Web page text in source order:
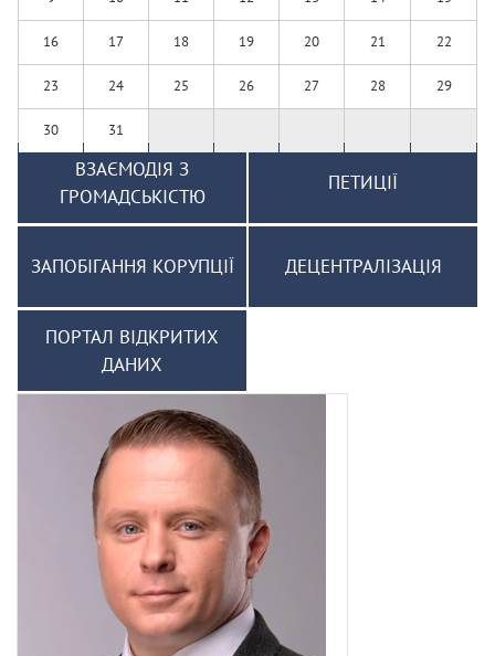
16 17 18 19 20 21 22
23 24 25 26 27 28 29
30 31
ВЗАЄМОДІЯ З
ГРОМАДСЬКІСТЮ
ПЕТИЦІЇ
ЗАПОБІГАННЯ КОРУПЦІЇ ДЕЦЕНТРАЛІЗАЦІЯ
ПОРТАЛ ВІДКРИТИХ
ДАНИХ